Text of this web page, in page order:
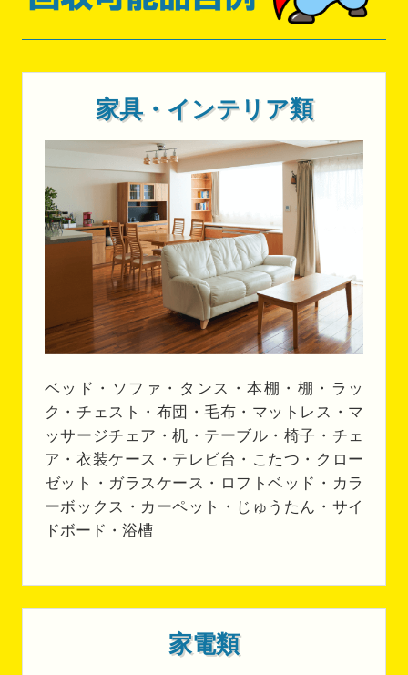
家具・インテリア類
ベッド・ソファ・タンス・本棚・棚・ラッ
ク・チェスト・布団・毛布・マットレス・マ
ッサージチェア・机・テーブル・椅子・チェ
ア・衣装ケース・テレビ台・こたつ・クロー
ゼット・ガラスケース・ロフトベッド・カラ
ーボックス・カーペット・じゅうたん・サイ
ドボード・浴槽
家電類